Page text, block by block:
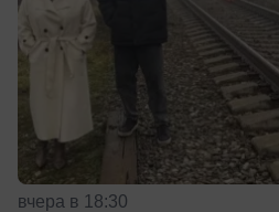
вчера в 18:30